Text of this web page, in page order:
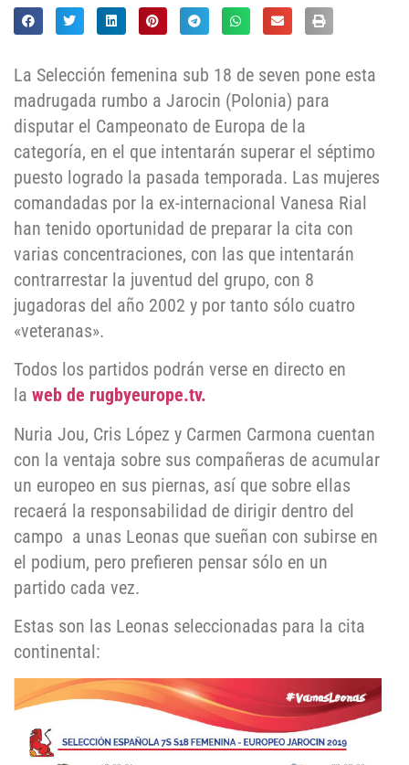
La Selección femenina sub 18 de seven pone esta
madrugada rumbo a Jarocin (Polonia) para
disputar el Campeonato de Europa de la
categoría, en el que intentarán superar el séptimo
puesto logrado la pasada temporada. Las mujeres
comandadas por la ex-internacional Vanesa Rial
han tenido oportunidad de preparar la cita con
varias concentraciones, con las que intentarán
contrarrestar la juventud del grupo, con 8
jugadoras del año 2002 y por tanto sólo cuatro
«veteranas».
Todos los partidos podrán verse en directo en
la web de rugbyeurope.tv.
Nuria Jou, Cris López y Carmen Carmona cuentan
con la ventaja sobre sus compañeras de acumular
un europeo en sus piernas, así que sobre ellas
recaerá la responsabilidad de dirigir dentro del
campo a unas Leonas que sueñan con subirse en
el podium, pero prefieren pensar sólo en un
partido cada vez.
Estas son las Leonas seleccionadas para la cita
continental: